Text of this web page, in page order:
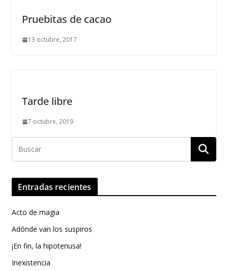
Pruebitas de cacao
13 octubre, 2017
Tarde libre
7 octubre, 2019
Entradas recientes
Acto de magia
Adónde van los suspiros
¡En fin, la hipotenusa!
Inexistencia